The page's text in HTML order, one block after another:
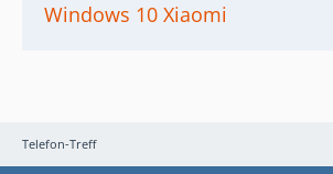
Telefon-Treff
Windows 10 Xiaomi